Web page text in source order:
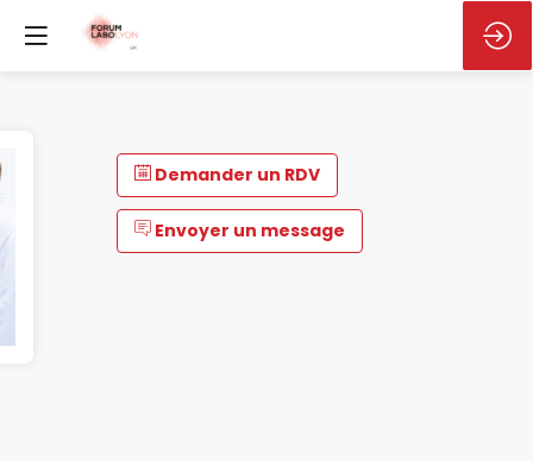
Demander un RDV
Envoyer un message